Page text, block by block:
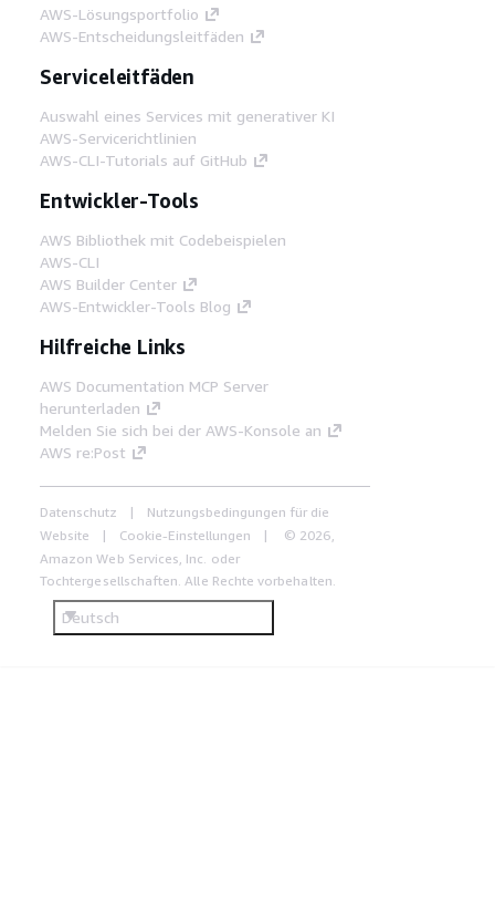
AWS-Lösungsportfolio
AWS-Entscheidungsleitfäden
Serviceleitfäden
Auswahl eines Services mit generativer KI
AWS-Servicerichtlinien
AWS-CLI-Tutorials auf GitHub
Entwickler-Tools
AWS Bibliothek mit Codebeispielen
AWS-CLI
AWS Builder Center
AWS-Entwickler-Tools Blog
Hilfreiche Links
AWS Documentation MCP Server
herunterladen
Melden Sie sich bei der AWS-Konsole an
AWS re:Post
Datenschutz
Nutzungsbedingungen für die
Website
Cookie-Einstellungen
© 2026,
Amazon Web Services, Inc. oder
Tochtergesellschaften. Alle Rechte vorbehalten.
Deutsch